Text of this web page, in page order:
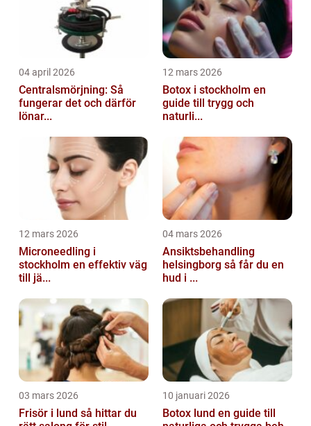
04 april 2026
Centralsmörjning: Så
fungerar det och därför
lönar...
12 mars 2026
Botox i stockholm en
guide till trygg och
naturli...
12 mars 2026
Microneedling i
stockholm en effektiv väg
till jä...
04 mars 2026
Ansiktsbehandling
helsingborg så får du en
hud i ...
03 mars 2026
Frisör i lund så hittar du
10 januari 2026
Botox lund en guide till